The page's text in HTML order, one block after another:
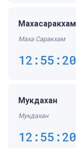
Махасаракхам
Маха Саракхам
12:55:20
Мукдахан
Мукдахан
12:55:20